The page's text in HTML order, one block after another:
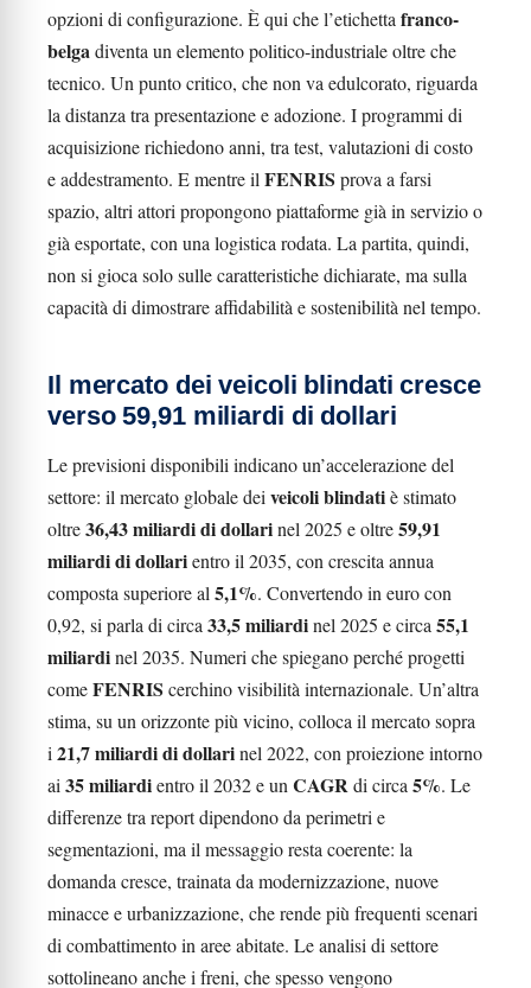
opzioni di configurazione. È qui che l’etichetta franco-
belgadiventa un elemento politico-industriale oltre che
tecnico. Un punto critico, che non va edulcorato, riguarda
la distanza tra presentazione e adozione. I programmi di
acquisizione richiedono anni, tra test, valutazioni di costo
e addestramento. E mentre il FENRIS prova a farsi
spazio, altri attori propongono piattaforme già in servizio o
già esportate, con una logistica rodata. La partita, quindi,
non si gioca solo sulle caratteristiche dichiarate, ma sulla
capacità di dimostrare affidabilità e sostenibilità nel tempo.
Il mercato dei veicoli blindati cresce
verso 59,91 miliardi di dollari
Le previsioni disponibili indicano un’accelerazione del
settore: il mercato globale dei veicoli blindatiè stimato
oltre36,43 miliardi di dollarinel 2025 e oltre59,91
miliardi di dollarientro il 2035, con crescita annua
composta superiore al 5,1%. Convertendo in euro con
0,92, si parla di circa 33,5 miliardinel 2025 e circa 55,1
miliardinel 2035. Numeri che spiegano perché progetti
comeFENRIS cerchino visibilità internazionale. Un’altra
stima, su un orizzonte più vicino, colloca il mercato sopra
i 21,7 miliardi di dollarinel 2022, con proiezione intorno
ai 35 miliardientro il 2032 e un CAGRdi circa 5%. Le
differenze tra report dipendono da perimetri e
segmentazioni, ma il messaggio resta coerente: la
domanda cresce, trainata da modernizzazione, nuove
minacce e urbanizzazione, che rende più frequenti scenari
di combattimento in aree abitate. Le analisi di settore
sottolineano anche i freni, che spesso vengono